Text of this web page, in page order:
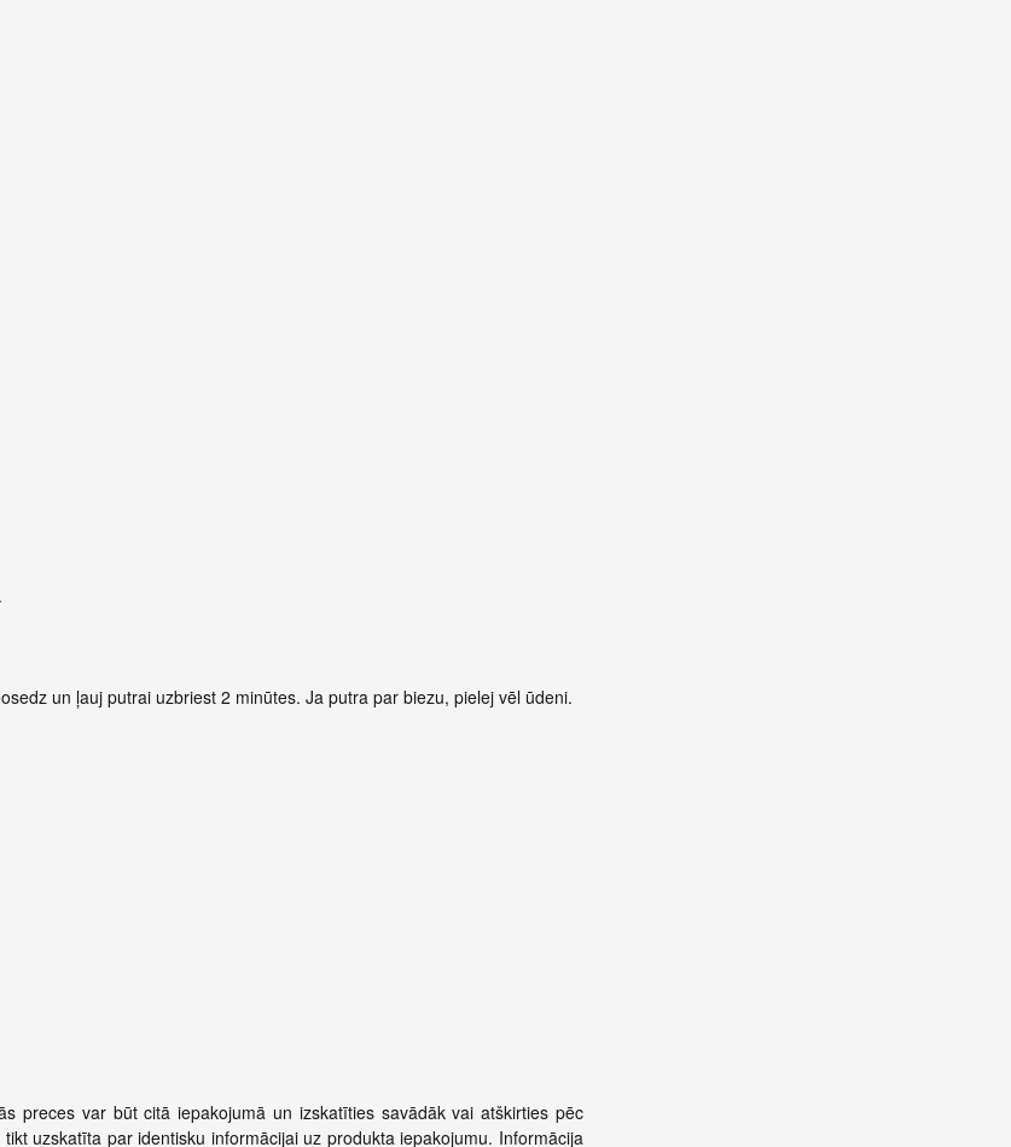
un ļauj putrai uzbriest 2 minūtes. Ja putra par biezu, pielej vēl ūdeni.
preces var būt citā iepakojumā un izskatīties savādāk vai atškirties pēc
uzskatīta par identisku informācijai uz produkta iepakojumu. Informācija